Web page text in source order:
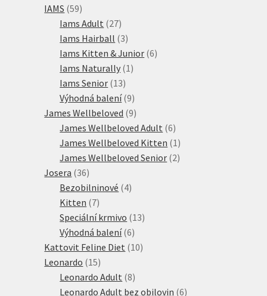
IAMS 5959
produktů
Iams Adult 2727
produktů
Iams Hairball 33
produkty
Iams Kitten & Junior 66
Iams Naturally 1 1
Iams Senior 1313
produktů
Výhodná balení 99
produktů
James Wellbeloved 99
produktů
James Wellbeloved Adult 66
produktů
James Wellbeloved Kitten 1 1
produkt
James Wellbeloved Senior 22
Josera 3636
produktů
Bezobilninové 44
Kitten 77
produktů
Speciální krmivo 1313
Výhodná balení 66
produktů
Kattovit Feline Diet 1010
Leonardo 1515
produktů
Leonardo Adult 88
produktů
Leonardo Adult bez obilovin 66